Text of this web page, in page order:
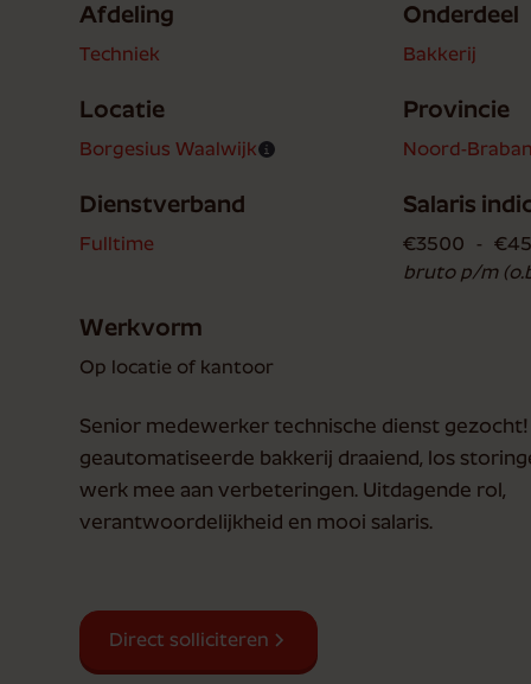
Afdeling
Techniek
Onderdeel
Bakkerij
Locatie
Borgesius Waalwijk
Provincie
Noord-
Dienstverband
Fulltime
Salaris
€3500 - €
bruto p/m
Werkvorm
Op locatie of kantoor
Senior medewerker technische dienst
geautomatiseerde bakkerij draaiend, los
werk mee aan verbeteringen. Uitdagende rol,
verantwoordelijkheid en mooi salaris.
Direct solliciteren